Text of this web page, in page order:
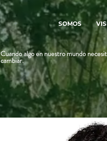
Cuando algo en nuestro mundo
cambiar.
SOMOS